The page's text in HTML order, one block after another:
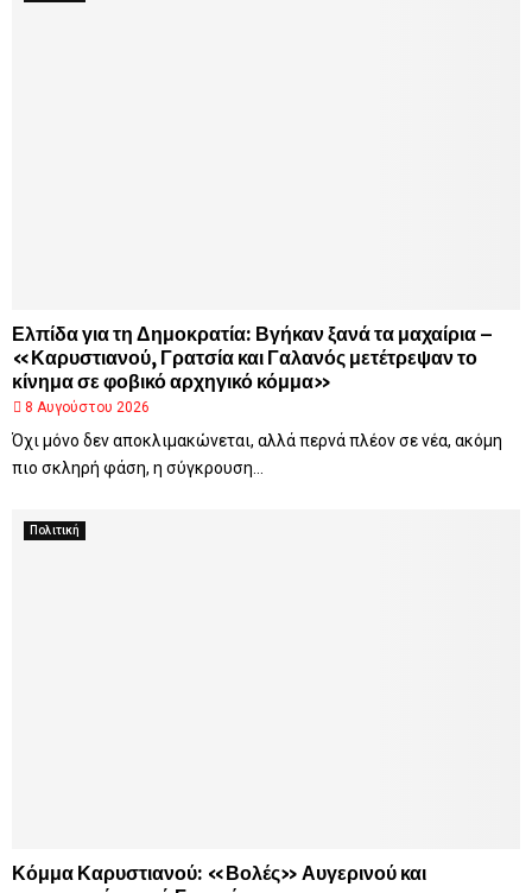
Ελπίδα για τη Δημοκρατία: Βγήκαν ξανά τα μαχαίρια –
«Καρυστιανού, Γρατσία και Γαλανός μετέτρεψαν το
κίνημα σε φοβικό αρχηγικό κόμμα»
8 Αυγούστου 2026
Όχι μόνο δεν αποκλιμακώνεται, αλλά περνά πλέον σε νέα, ακόμη
πιο σκληρή φάση, η σύγκρουση...
Πολιτική
Κόμμα Καρυστιανού: «Βολές» Αυγερινού και